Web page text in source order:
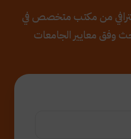
من مكتب متخصص في
وفق معايير الجامعات